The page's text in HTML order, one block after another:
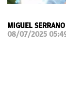
MIGUEL SERRANO
08/07/2025